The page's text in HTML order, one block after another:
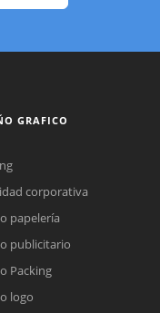
GRAFICO
corporativa
papelería
publicitario
Packing
logo